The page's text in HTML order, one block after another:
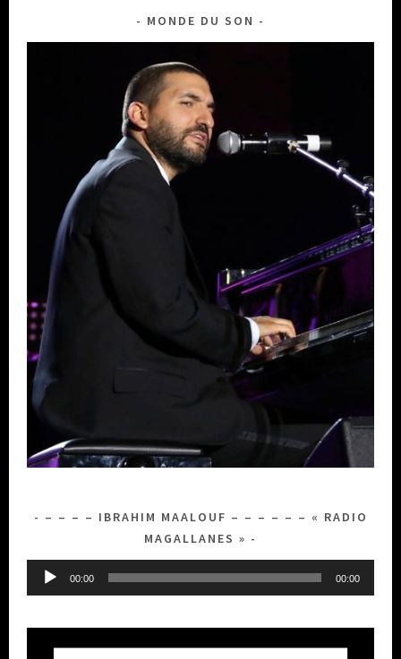
MONDE DU SON
– – – – IBRAHIM MAALOUF – – – – – – « RADIO
MAGALLANES »
Lecteur
00:00 00:00